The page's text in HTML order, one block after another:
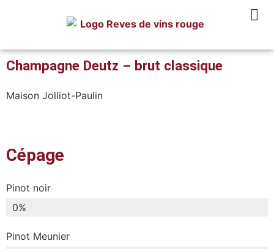
Champagne Deutz – brut classique
Maison Jolliot-Paulin
Cépage
Pinot noir
0%
Pinot Meunier